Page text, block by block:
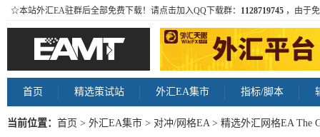
☆本站外汇EA驻群后全部免费下载！请点击加入QQ下载群： 1128719745 ，由于
首页 精选策试站 外汇EA集市 指标/脚本
当前位置： 首页 > 外汇EA集市 > 对冲/网格EA> 精选外汇网格EA The